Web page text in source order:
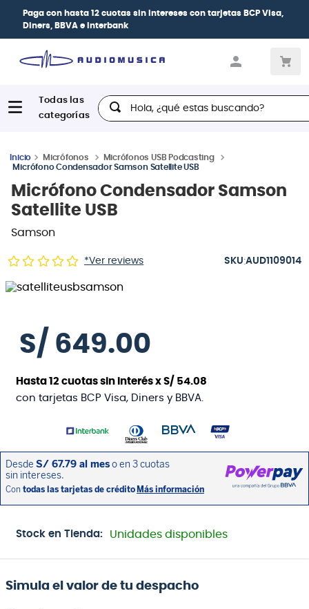
Paga con hasta 12 cuotas sin intereses con tarjetas BCP Visa,
Diners, BBVA e Interbank
Hola, ¿qué estas buscando?
Micrófonos
Micrófonos USB Podcasting
Micrófono Condensador Samson Satellite USB
Micrófono Condensador Samson
Satellite USB
Samson
*Ver reviews :AUD1109014
S/ 649.00
Hasta12 cuotas sin interés xS/ 54.08
con tarjetas BCP Visa, Diners y BBVA.
Stock en Tienda: Unidades disponibles
Simula el valor de tu despacho